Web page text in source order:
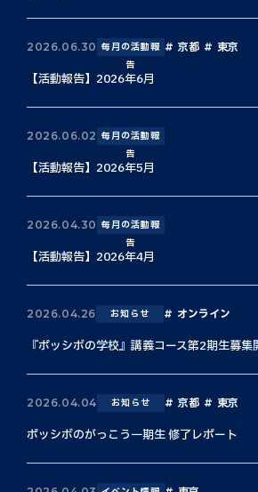
2026.06.30 毎月の活動報
告
京都 東京
【活動報告】2026年6月
2026.06.02 毎月の活動報
告
【活動報告】2026年5月
2026.04.30 毎月の活動報
告
【活動報告】2026年4月
2026.04.26 お知らせ オンライン
『ポッシボの学校』講義コース第2期生募集
2026.04.04 お知らせ 京都 東京
ポッシボのがっこう一期生 修了レポート